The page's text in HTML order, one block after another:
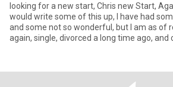
looking for a new start, Chris new Start, Again!!! Well I thought I
would write some of this up, I have had
and some not so wonderful, but I am as of
again, single, divorced a long time ago, and